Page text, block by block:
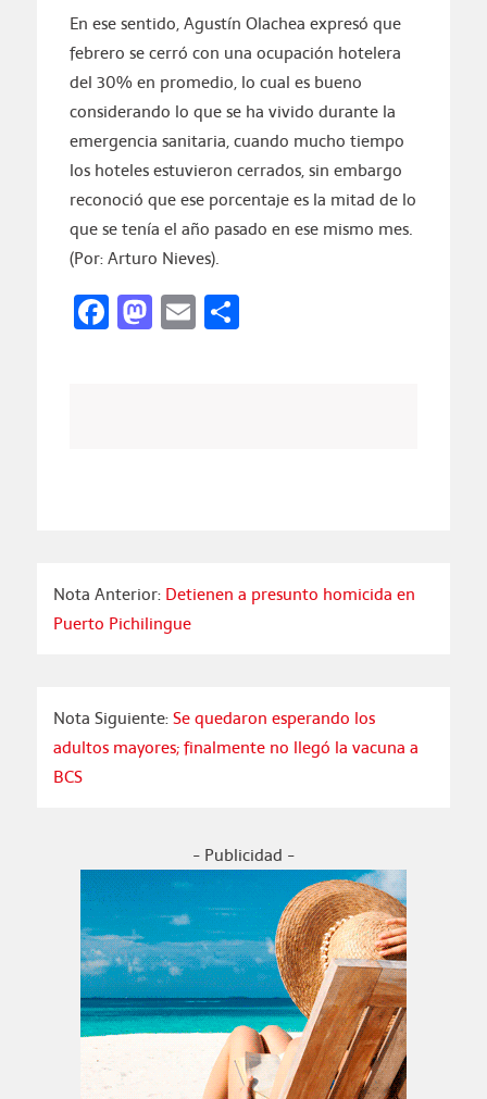
En ese sentido, Agustín Olachea expresó que
febrero se cerró con una ocupación hotelera
del 30% en promedio, lo cual es bueno
considerando lo que se ha vivido durante la
emergencia sanitaria, cuando mucho tiempo
los hoteles estuvieron cerrados, sin embargo
reconoció que ese porcentaje es la mitad de lo
que se tenía el año pasado en ese mismo mes.
(Por: Arturo Nieves).
Facebook
Mastodon
EmailCompartir
Nota Anterior:Detienen a presunto homicida en
Puerto Pichilingue
Nota Siguiente:Se quedaron esperando los
adultos mayores; finalmente no llegó la vacuna a
BCS
- Publicidad -